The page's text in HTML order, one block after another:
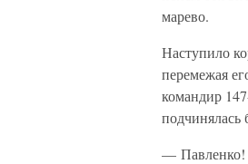
марево.
Наступило
перемежая
командир
подчинялась
— Павленко!